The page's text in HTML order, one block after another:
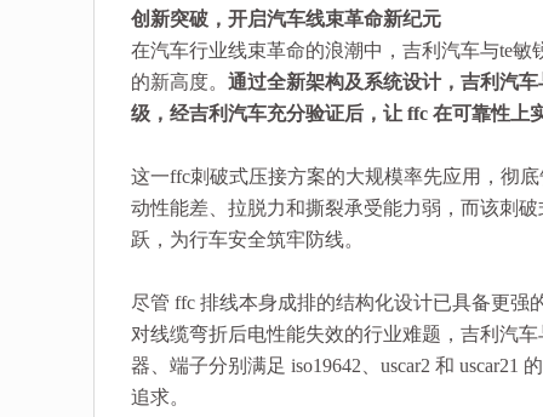
创新突破，开启汽车线束革命新纪元
在汽车行业线束革命的浪潮中，吉利汽车与te
的新高度。 通过全新架构及系统设计，吉利汽
级，经吉利汽车充分验证后，让 ffc 在可靠性
这一ffc刺破式压接方案的大规模率先应用，彻
动性能差、拉脱力和撕裂承受能力弱，而该刺
跃，为行车安全筑牢防线。
尽管 ffc 排线本身成排的结构化设计已具备更强
对线缆弯折后电性能失效的行业难题，吉利汽
器、端子分别满足 iso19642、uscar2 和
追求。